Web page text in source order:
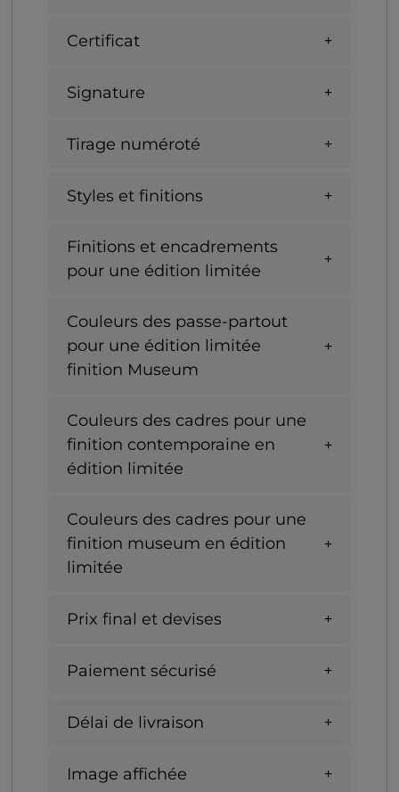
Certificat
Signature
Tirage numéroté
Styles et finitions
Finitions et encadrements
pour une édition limitée
Couleurs des passe-partout
pour une édition limitée
finition Museum
Couleurs des cadres pour une
finition contemporaine en
édition limitée
Couleurs des cadres pour une
finition museum en édition
limitée
Prix final et devises
Paiement sécurisé
Délai de livraison
Image affichée